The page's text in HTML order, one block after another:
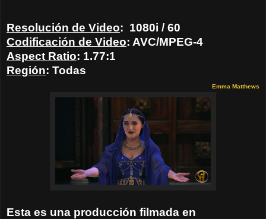
Resolución de Video: 1080i / 60
Codificación de Video: AVC/MPEG-4
Aspect Ratio: 1.77:1
Región: Todas
Emma Matthews
Esta es una producción filmada en